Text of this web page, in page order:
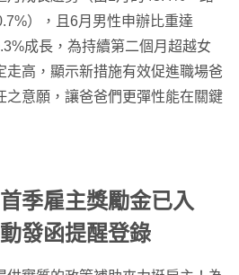
），且6月男性申辦比重達
成長，為持續第二個月超越女
走高，顯示新措施有效促進職場爸
之意願，讓爸爸們更彈性能在關鍵
季雇主獎勵金已入
發函提醒登錄